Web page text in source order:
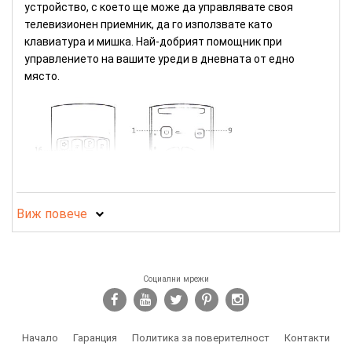
устройство, с което ще може да управлявате своя
телевизионен приемник, да го използвате като
клавиатура и мишка. Най-добрият помощник при
управлението на вашите уреди в дневната от едно
място.
Виж повече
Социални мрежи
Начало Гаранция Политика за поверителност Контакти